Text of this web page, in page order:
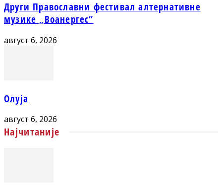
Други Православни фестивал алтернативне
музике „Воанергес“
август 6, 2026
Олуја
август 6, 2026
Најчитаније